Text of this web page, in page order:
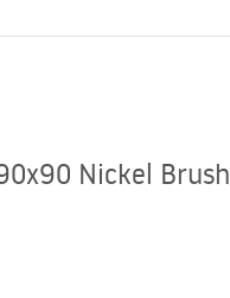
Nickel Brush